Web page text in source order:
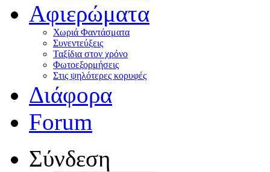
Αφιερώματα
Χωριά Φαντάσματα
Συνεντεύξεις
Ταξίδια στον χρόνο
Φωτοεξορμήσεις
Στις ψηλότερες κορυφές
Διάφορα
Forum
Σύνδεση